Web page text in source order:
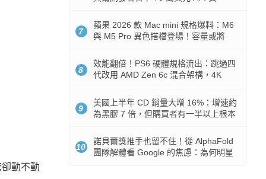
動不動
7
蘋果 2026 款 Mac mini 規格爆料：M6
與 M5 Pro 異色搭檔登場！容量或將
8
效能翻倍！PS6 硬體規格流出：跳過四
代改用 AMD Zen 6c 混合架構，4K
9
美國上半年 CD 銷量大增 16%：增速約
為黑膠 7 倍，但購買者有一半以上根本
10
諾貝爾獎推手也留不住！從 AlphaFold
團隊解體看 Google 的焦慮：為何明星